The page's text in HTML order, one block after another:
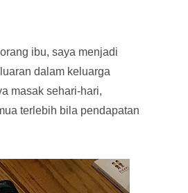
ibu, saya menjadi
dalam keluarga
masak sehari-hari,
terlebih bila pendapatan